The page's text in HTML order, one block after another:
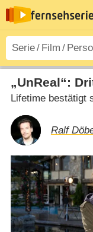
„UnReal“:
Lifetime bestätigt
Ralf